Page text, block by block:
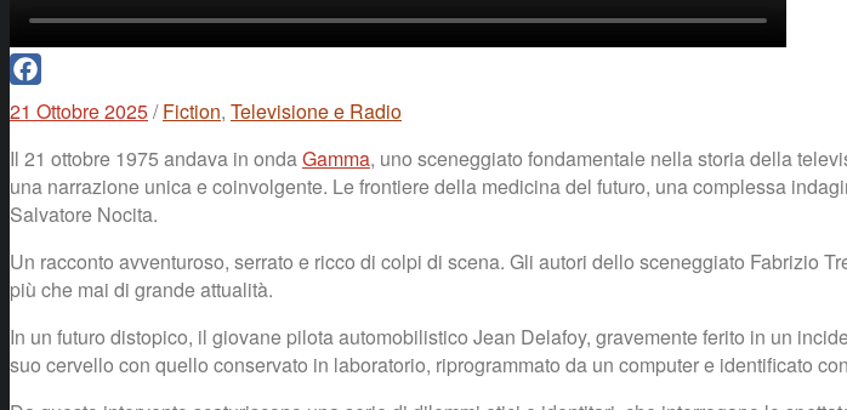
Facebook
21 Ottobre 2025/ Fiction, Televisione e Radio
Il 21 ottobre 1975 andava in ondaGamma, uno sceneggiato fondamentale nella storia della
una narrazione unica e coinvolgente. Le frontiere della medicina del futuro, una complessa
Salvatore Nocita.
Un racconto avventuroso, serrato e ricco di colpi di scena. Gli autori dello sceneggiato Fabrizio
più che mai di grande attualità.
In un futuro distopico, il giovane pilota automobilistico Jean Delafoy, gravemente ferito in un
suo cervello con quello conservato in laboratorio, riprogrammato da un computer e identificato